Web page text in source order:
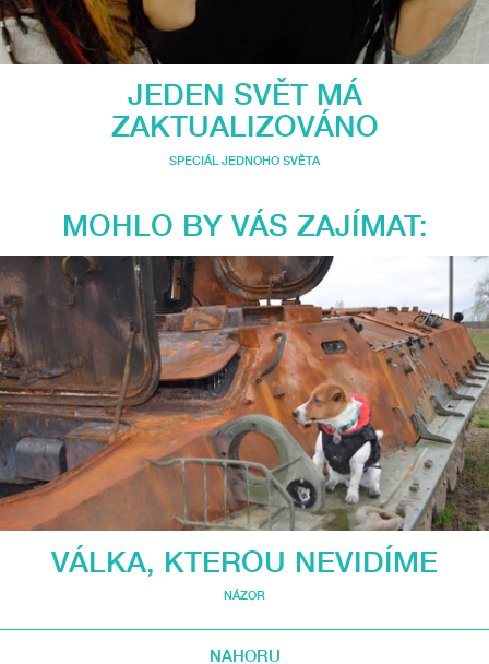
JEDEN SVĚT MÁ
ZAKTUALIZOVÁNO
SPECIÁL JEDNOHO SVĚTA
MOHLO BY VÁS ZAJÍMAT:
VÁLKA, KTEROU NEVIDÍME
NÁZOR
NAHORU